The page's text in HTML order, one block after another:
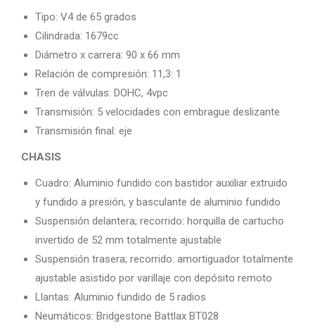
Tipo: V4 de 65 grados
Cilindrada: 1679cc
Diámetro x carrera: 90 x 66 mm
Relación de compresión: 11,3: 1
Tren de válvulas: DOHC, 4vpc
Transmisión: 5 velocidades con embrague deslizante
Transmisión final: eje
CHASIS
Cuadro: Aluminio fundido con bastidor auxiliar extruido
y fundido a presión, y basculante de aluminio fundido
Suspensión delantera; recorrido: horquilla de cartucho
invertido de 52 mm totalmente ajustable
Suspensión trasera; recorrido: amortiguador totalmente
ajustable asistido por varillaje con depósito remoto
Llantas: Aluminio fundido de 5 radios
Neumáticos: Bridgestone Battlax BT028